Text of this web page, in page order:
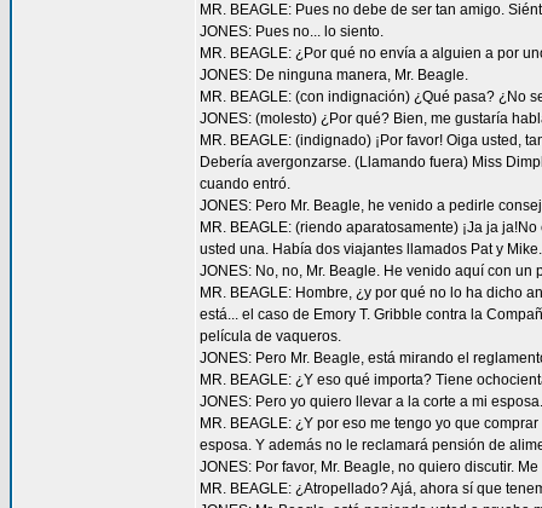
MR. BEAGLE: Pues no debe de ser tan amigo.
JONES: Pues no... lo siento.
MR. BEAGLE: ¿Por qué no envía a alguien a por
JONES: De ninguna manera, Mr. Beagle.
MR. BEAGLE: (con indignación) ¿Qué pasa? ¿No
JONES: (molesto) ¿Por qué? Bien, me gustaría
MR. BEAGLE: (indignado) ¡Por favor! Oiga usted,
Debería avergonzarse. (Llamando fuera) Miss
cuando entró.
JONES: Pero Mr. Beagle, he venido a pedirle
MR. BEAGLE: (riendo aparatosamente) ¡Ja ja
usted una. Había dos viajantes llamados Pat y
JONES: No, no, Mr. Beagle. He venido aquí con un
MR. BEAGLE: Hombre, ¿y por qué no lo ha dicho
está... el caso de Emory T. Gribble contra la
película de vaqueros.
JONES: Pero Mr. Beagle, está mirando el
MR. BEAGLE: ¿Y eso qué importa? Tiene
JONES: Pero yo quiero llevar a la corte a mi esposa.
MR. BEAGLE: ¿Y por eso me tengo yo que
esposa. Y además no le reclamará pensión de
JONES: Por favor, Mr. Beagle, no quiero discutir.
MR. BEAGLE: ¿Atropellado? Ajá, ahora sí que